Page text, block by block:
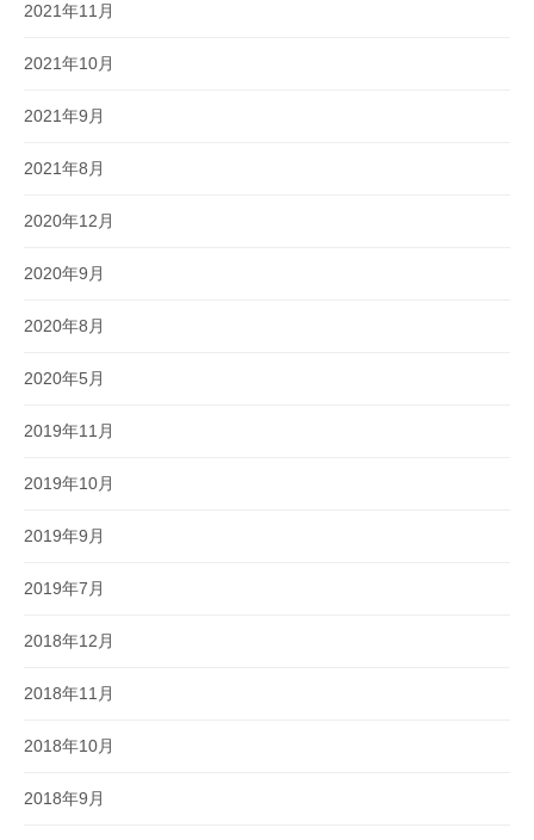
2021年11月
2021年10月
2021年9月
2021年8月
2020年12月
2020年9月
2020年8月
2020年5月
2019年11月
2019年10月
2019年9月
2019年7月
2018年12月
2018年11月
2018年10月
2018年9月